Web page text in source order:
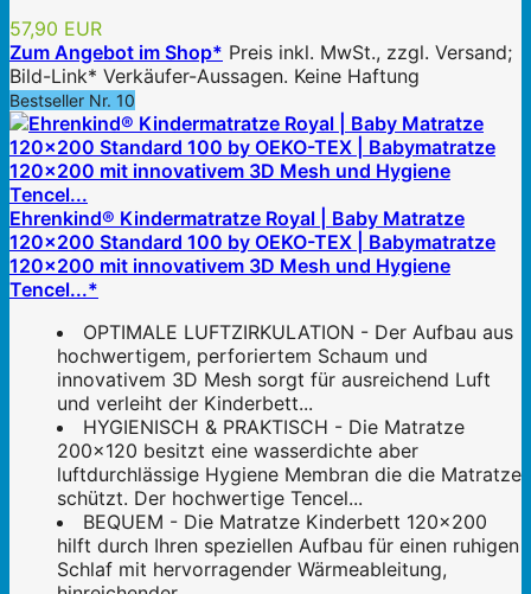
57,90 EUR
Zum Angebot im Shop* Preis inkl. MwSt., zzgl. Versand;
Bild-Link* Verkäufer-Aussagen. Keine Haftung
Bestseller Nr. 10
Ehrenkind® Kindermatratze Royal | Baby Matratze
120x200 Standard 100 by OEKO-TEX | Babymatratze
120x200 mit innovativem 3D Mesh und Hygiene
Tencel...*
OPTIMALE LUFTZIRKULATION - Der Aufbau aus
hochwertigem, perforiertem Schaum und
innovativem 3D Mesh sorgt für ausreichend Luft
und verleiht der Kinderbett...
HYGIENISCH & PRAKTISCH - Die Matratze
200x120 besitzt eine wasserdichte aber
luftdurchlässige Hygiene Membran die die Matratze
schützt. Der hochwertige Tencel...
BEQUEM - Die Matratze Kinderbett 120x200
hilft durch Ihren speziellen Aufbau für einen ruhigen
Schlaf mit hervorragender Wärmeableitung,